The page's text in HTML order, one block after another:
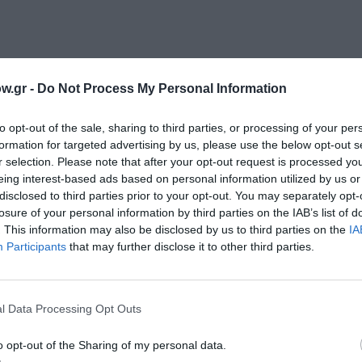
- Do Not Process My Personal Information
opt-out of the sale, sharing to third parties, or processing of your
for targeted advertising by us, please use the below opt-out
selection. Please note that after your opt-out request is processed
interest-based ads based on personal information utilized by us
to third parties prior to your opt-out. You may separately
of your personal information by third parties on the IAB’s list of
This information may also be disclosed by us to third parties on the
Participants that may further disclose it to other third parties.
Data Processing Opt Outs
opt-out of the Sharing of my personal data.
πρώτοι όλες τις ειδήσεις
στοCulturenow.gr
Δες
ΦΕΣΤΙΒΑΛ ΚΑΛΟΚΑΙΡΙΝΕΣ ΣΥΝΑΥΛΙΕΣ
ΜΟΥΣΙΚΑ ΦΕΣΤΙΒΑΛ